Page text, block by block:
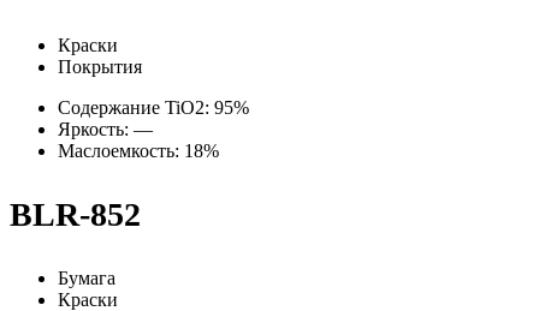
Краски
Покрытия
Содержание TiO2: 95%
Яркость: —
Маслоемкость: 18%
BLR-852
Бумага
Краски